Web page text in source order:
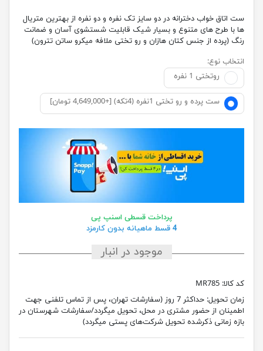
ست اتاق خواب دخترانه در دو سایز تک نفره و دو نفره از بهترین متریال
ها با طرح های متنوع و بسیار شیک قابلیت شستشوی آسان و ضمانت
رنگ (پرده از جنس کتان هازان و رو تختی ملافه میکرو ساتن تترون)
انتخاب نوع:
روتختی 1 نفره
ست پرده و رو تختی 1نفره (4تکه) [+4,649,000 تومان]
پرداخت قسطی اسنپ پی
4 قسط ماهیانه بدون کارمزد
موجود در انبار
کد کالا: MR785
زمان تحویل:
حداکثر 7 روز (سفارشات تهران، پس از تماس تلفنی جهت
اطمینان از حضور مشتری در محل، تحویل میگردد/سفارشات شهرستان در
بازه زمانی ذکرشده تحویل شرکت‌های پستی میگردد)